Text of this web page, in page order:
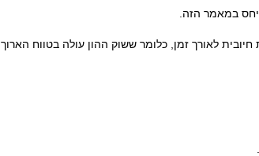
במאמר הזה.
לאורך זמן, כלומר ששוק ההון עולה בטווח הארוך.